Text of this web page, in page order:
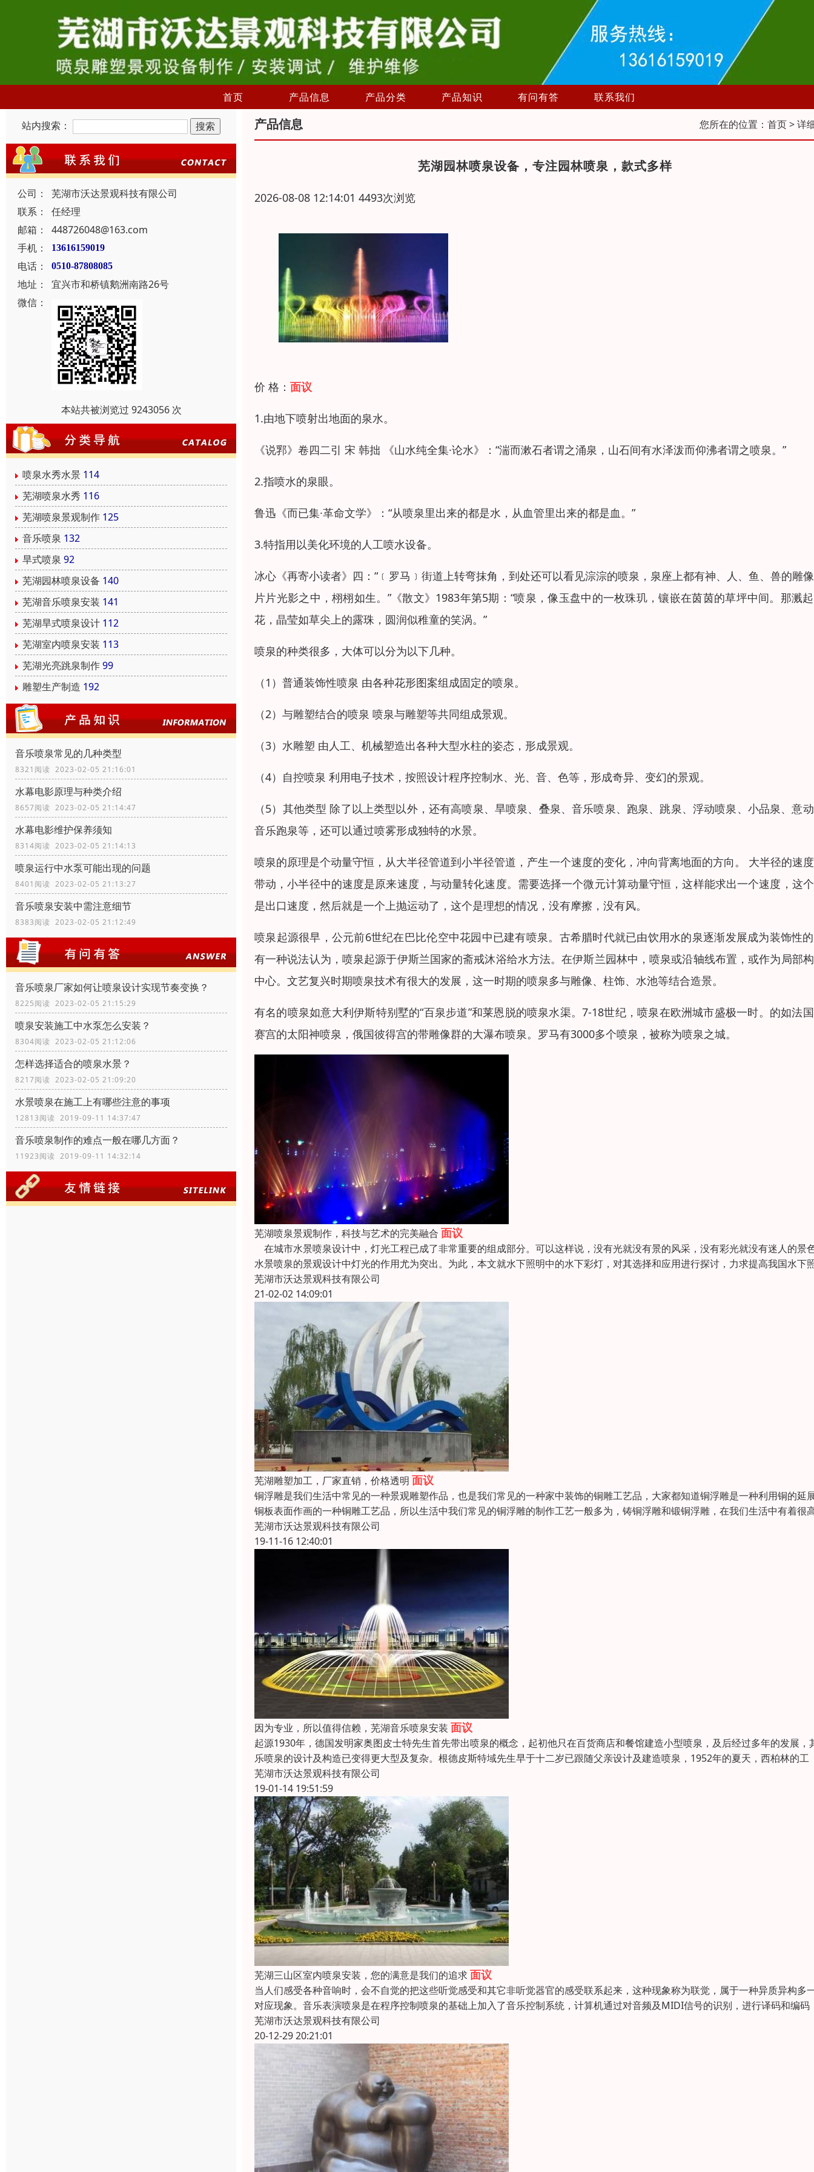
首页 产品信息 产品分类 产品知识 有问有答 联系我们
站内搜索：
公司：
芜湖市沃达景观科技有限公司
联系：
任经理
邮箱：
448726048@163.com
手机：
13616159019
电话： 0510-87808085
地址：
宜兴市和桥镇鹅洲南路26号
微信：
本站共被浏览过 9243056 次
喷泉水秀水景 114
芜湖喷泉水秀 116
芜湖喷泉景观制作 125
音乐喷泉 132
旱式喷泉 92
芜湖园林喷泉设备 140
芜湖音乐喷泉安装 141
芜湖旱式喷泉设计 112
芜湖室内喷泉安装 113
芜湖光亮跳泉制作99
雕塑生产制造 192
音乐喷泉常见的几种类型
8321阅读 2023-02-05 21:16:01
水幕电影原理与种类介绍
8657阅读 2023-02-05 21:14:47
水幕电影维护保养须知
8314阅读 2023-02-05 21:14:13
喷泉运行中水泵可能出现的问题
8401阅读 2023-02-05 21:13:27
音乐喷泉安装中需注意细节
8383阅读 2023-02-05 21:12:49
音乐喷泉厂家如何让喷泉设计实现节奏变换？
8225阅读 2023-02-05 21:15:29
喷泉安装施工中水泵怎么安装？
8304阅读 2023-02-05 21:12:06
怎样选择适合的喷泉水景？
8217阅读 2023-02-05 21:09:20
水景喷泉在施工上有哪些注意的事项
12813阅读 2019-09-11 14:37:47
音乐喷泉制作的难点一般在哪几方面？
11923阅读 2019-09-11 14:32:14
产品信息 您所在的位置： 首页> 详
芜湖园林喷泉设备，专注园林喷泉，款式多样
2026-08-08 12:14:01 4493次浏览
价 格： 面议
1.由地下喷射出地面的泉水。
《说郛》卷四二引 宋 韩拙 《山水纯全集·论水》：“湍而漱石者谓之涌泉，山石间有水泽泼而仰沸者谓之喷泉。”
2.指喷水的泉眼。
鲁迅《而已集·革命文学》：“从喷泉里出来的都是水，从血管里出来的都是血。”
3.特指用以美化环境的人工喷水设备。
冰心《再寄小读者》四：“﹝罗马﹞街道上转弯抹角，到处还可以看见淙淙的喷泉，泉座上都有神、人、鱼、兽的雕
片片光影之中，栩栩如生。”《散文》1983年第5期：“喷泉，像玉盘中的一枚珠玑，镶嵌在茵茵的草坪中间。那溅
花，晶莹如草尖上的露珠，圆润似稚童的笑涡。”
喷泉的种类很多，大体可以分为以下几种。
（1）普通装饰性喷泉 由各种花形图案组成固定的喷泉。
（2）与雕塑结合的喷泉 喷泉与雕塑等共同组成景观。
（3）水雕塑 由人工、机械塑造出各种大型水柱的姿态，形成景观。
（4）自控喷泉 利用电子技术，按照设计程序控制水、光、音、色等，形成奇异、变幻的景观。
（5）其他类型 除了以上类型以外，还有高喷泉、旱喷泉、叠泉、音乐喷泉、跑泉、跳泉、浮动喷泉、小品泉、意
音乐跑泉等，还可以通过喷雾形成独特的水景。
喷泉的原理是个动量守恒，从大半径管道到小半径管道，产生一个速度的变化，冲向背离地面的方向。 大半径的速
带动，小半径中的速度是原来速度，与动量转化速度。需要选择一个微元计算动量守恒，这样能求出一个速度，这
是出口速度，然后就是一个上抛运动了，这个是理想的情况，没有摩擦，没有风。
喷泉起源很早，公元前6世纪在巴比伦空中花园中已建有喷泉。古希腊时代就已由饮用水的泉逐渐发展成为装饰性
有一种说法认为，喷泉起源于伊斯兰国家的斋戒沐浴给水方法。在伊斯兰园林中，喷泉或沿轴线布置，或作为局部
中心。文艺复兴时期喷泉技术有很大的发展，这一时期的喷泉多与雕像、柱饰、水池等结合造景。
有名的喷泉如意大利伊斯特别墅的“百泉步道”和莱恩脱的喷泉水渠。7-18世纪，喷泉在欧洲城市盛极一时。的如法
赛宫的太阳神喷泉，俄国彼得宫的带雕像群的大瀑布喷泉。罗马有3000多个喷泉，被称为喷泉之城。
芜湖喷泉景观制作，科技与艺术的完美融合 面议
在城市水景喷泉设计中，灯光工程已成了非常重要的组成部分。可以这样说，没有光就没有景的风采，没有彩光就没有迷人的景
水景喷泉的景观设计中灯光的作用尤为突出。为此，本文就水下照明中的水下彩灯，对其选择和应用进行探讨，力求提高我国水下
芜湖市沃达景观科技有限公司
21-02-02 14:09:01
芜湖雕塑加工，厂家直销，价格透明 面议
铜浮雕是我们生活中常见的一种景观雕塑作品，也是我们常见的一种家中装饰的铜雕工艺品，大家都知道铜浮雕是一种利用铜的延
铜板表面作画的一种铜雕工艺品，所以生活中我们常见的铜浮雕的制作工艺一般多为，铸铜浮雕和锻铜浮雕，在我们生活中有着很
芜湖市沃达景观科技有限公司
19-11-16 12:40:01
因为专业，所以值得信赖，芜湖音乐喷泉安装 面议
起源1930年，德国发明家奥图皮士特先生首先带出喷泉的概念，起初他只在百货商店和餐馆建造小型喷泉，及后经过多年的发展，
乐喷泉的设计及构造已变得更大型及复杂。根德皮斯特域先生早于十二岁已跟随父亲设计及建造喷泉，1952年的夏天，西柏林的工
芜湖市沃达景观科技有限公司
19-01-14 19:51:59
芜湖三山区室内喷泉安装，您的满意是我们的追求面议
当人们感受各种音响时，会不自觉的把这些听觉感受和其它非听觉器官的感受联系起来，这种现象称为联觉，属于一种异质异构多
对应现象。音乐表演喷泉是在程序控制喷泉的基础上加入了音乐控制系统，计算机通过对音频及MIDI信号的识别，进行译码和编码
芜湖市沃达景观科技有限公司
20-12-29 20:21:01